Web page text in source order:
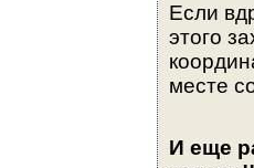
Если
этого
месте
И еще